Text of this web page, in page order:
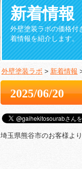
新着情報
外壁塗装ラボの価格付
着情報を紹介します。
外壁塗装ラボ > 新着情報
2025/06/20
埼玉県熊谷市のお客様よ